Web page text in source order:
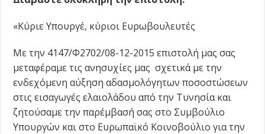
«Κύριε Υπουργέ, κύριοι Ευρωβουλευτές
Με την 4147/Φ2702/08-12-2015 επιστολή μας σας
μεταφέραμε τις ανησυχίες μας σχετικά με την
ενδεχόμενη αύξηση αδασμολόγητων ποσοστώσεων
στις εισαγωγές ελαιολάδου από την Τυνησία και
ζητούσαμε την παρέμβασή σας στο Συμβούλιο
Υπουργών και στο Ευρωπαϊκό Κοινοβούλιο για την